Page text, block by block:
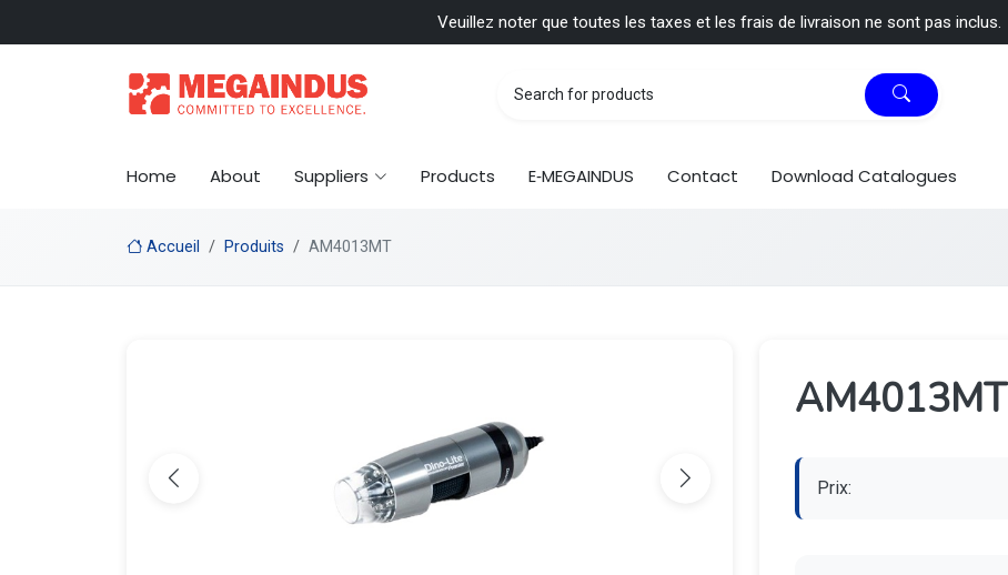
Veuillez noter que toutes les taxes et les frais de livraison ne sont pas inclus.
Home About Suppliers Products E‑MEGAINDUS Contact Download Catalogues
Accueil Produits AM4013MT
AM4013MT
Prix: